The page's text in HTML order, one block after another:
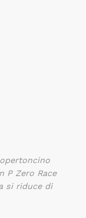
P Zero Race
si riduce di